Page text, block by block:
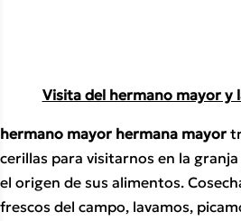
Visita del hermano mayor y
hermano mayor hermana mayor
cerillas para visitarnos en la
el origen de sus alimentos.
frescos del campo, lavamos,